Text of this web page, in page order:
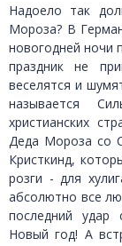
Надоело так
Мороза? В
новогодней ночи
праздник не
веселятся и
называется
христианских
Деда Мороза со
Кристкинд,
розги - для
абсолютно все
последний удар
Новый год! А